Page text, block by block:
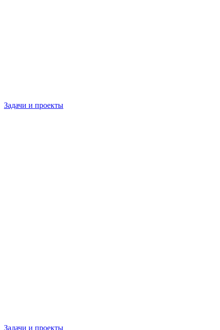
Задачи и проекты
Задачи и проекты